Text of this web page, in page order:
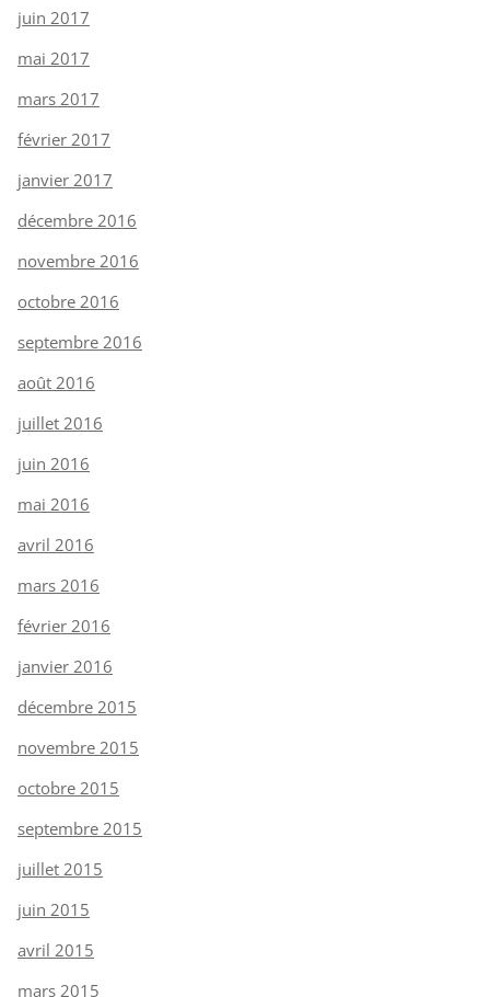
juin 2017
mai 2017
mars 2017
février 2017
janvier 2017
décembre 2016
novembre 2016
octobre 2016
septembre 2016
août 2016
juillet 2016
juin 2016
mai 2016
avril 2016
mars 2016
février 2016
janvier 2016
décembre 2015
novembre 2015
octobre 2015
septembre 2015
juillet 2015
juin 2015
avril 2015
mars 2015